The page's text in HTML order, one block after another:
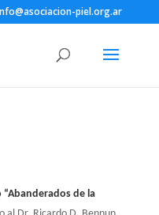
piel.org.ar
de la